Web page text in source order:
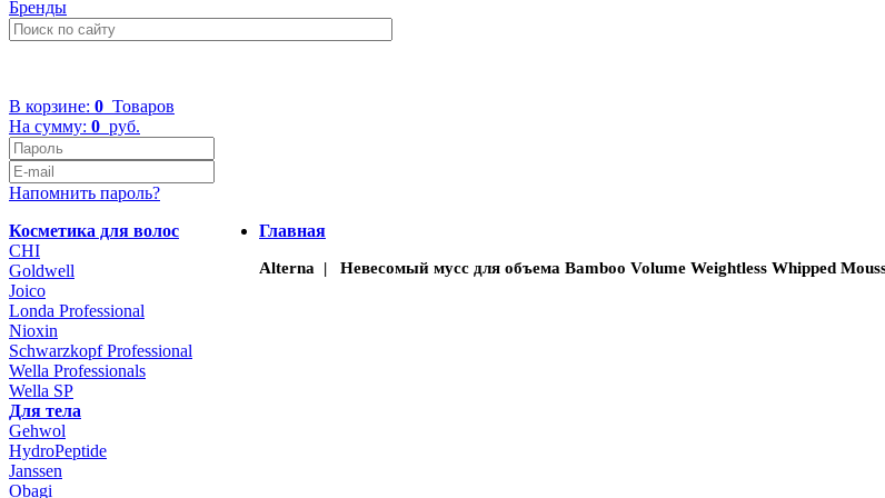
Бренды
В корзине: 0 Товаров
На сумму: 0 руб.
Напомнить пароль?
Косметика для волос
CHI
Goldwell
Joico
Londa Professional
Nioxin
Schwarzkopf Professional
Wella Professionals
Wella SP
Для тела
Gehwol
HydroPeptide
Janssen
Obagi
Главная
Alterna | Невесомый мусс для объема Bamboo Volume Weightless Whipped